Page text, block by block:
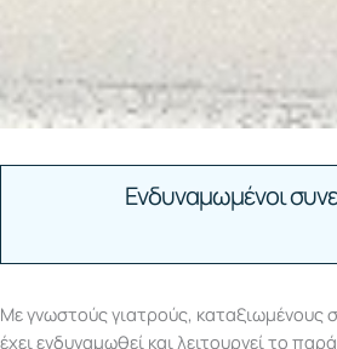
Ενδυναμωμένοι
Με γνωστούς γιατρούς, καταξιωμένους
έχει ενδυναμωθεί και λειτουργεί το